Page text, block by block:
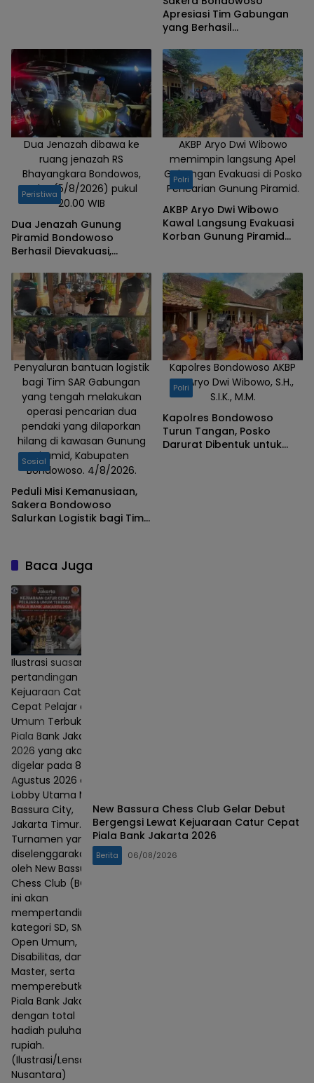
Apresiasi Tim Gabungan
yang Berhasil
Gunung Piramid
Dua Jenazah dibawa ke
ruang jenazah RS
Bhayangkara Bondowos,
Rabu (5/8/2026) pukul
20.00 WIB
Peristiwa
Dua Jenazah Gunung
Piramid Bondowoso
Berhasil Dievakuasi,
Tim Gabungan
AKBP Aryo Dwi Wibowo
memimpin langsung Apel
Gabungan Evakuasi di Posko
Pencarian Gunung Piramid.
Polri
AKBP Aryo Dwi Wibowo
Kawal Langsung Evakuasi
Korban Gunung Piramid
Penyaluran bantuan logistik
bagi Tim SAR Gabungan
yang tengah melakukan
operasi pencarian dua
pendaki yang dilaporkan
hilang di kawasan Gunung
Piramid, Kabupaten
Bondowoso. 4/8/2026.
Sosial
Peduli Misi Kemanusiaan,
Sakera Bondowoso
Salurkan Logistik bagi Tim
Kapolres Bondowoso AKBP
Dr. Aryo Dwi Wibowo, S.H.,
S.I.K., M.M.
Polri
Kapolres Bondowoso
Turun Tangan, Posko
Darurat Dibentuk untuk
Baca Juga
Ilustrasi suasana
pertandingan
Kejuaraan Catur
Cepat Pelajar dan
Umum Terbuka
Piala Bank Jakarta
2026 yang akan
digelar pada 8–9
Agustus 2026 di
Lobby Utama Mall
Bassura City,
Jakarta Timur.
Turnamen yang
diselenggarakan
oleh New Bassura
Chess Club (BCC)
ini akan
mempertandingkan
kategori SD, SMP,
Open Umum,
Disabilitas, dan
Master, serta
memperebutkan
Piala Bank Jakarta
dengan total
hadiah puluhan juta
rupiah.
(Ilustrasi/Lensa
Nusantara)
New Bassura Chess Club Gelar Debut
Bergengsi Lewat Kejuaraan Catur Cepat
Piala Bank Jakarta 2026
Berita 06/08/2026